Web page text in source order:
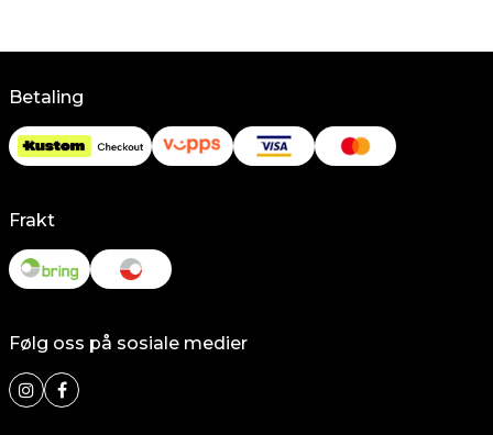
Betaling
Frakt
Følg oss på sosiale medier